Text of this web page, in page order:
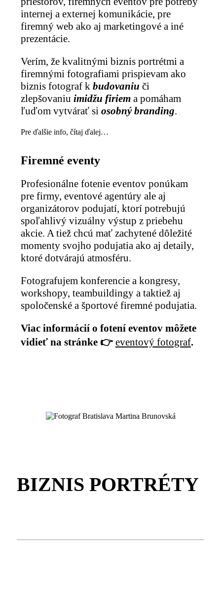
internej a externej komunikácie, pre
firemný web ako aj marketingové a iné
prezentácie.
Verím, že kvalitnými biznis portrétmi a
firemnými fotografiami prispievam ako
biznis fotograf k budovaniu či
zlepšovaniu imidžu firiem a pomáham
ľuďom vytvárať si osobný branding.
Pre ďalšie info, čítaj ďalej…
Firemné eventy
Profesionálne fotenie eventov ponúkam
pre firmy, eventové agentúry ale aj
organizátorov podujatí, ktorí potrebujú
spoľahlivý vizuálny výstup z priebehu
akcie. A tiež chcú mať zachytené dôležité
momenty svojho podujatia ako aj detaily,
ktoré dotvárajú atmosféru.
Fotografujem konferencie a kongresy,
workshopy, teambuildingy a taktiež aj
spoločenské a športové firemné podujatia.
Viac informácií o fotení eventov môžete
vidieť na stránke 👉 eventový fotograf.
BIZNIS PORTRÉTY